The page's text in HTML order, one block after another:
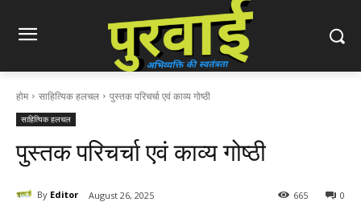
होम साहित्यिक हलचल पुस्तक परिचर्चा एवं काव्य गोष्ठी
साहित्यिक हलचल
पुस्तक परिचर्चा एवं काव्य गोष्ठी
By Editor August 26, 2025 0
665